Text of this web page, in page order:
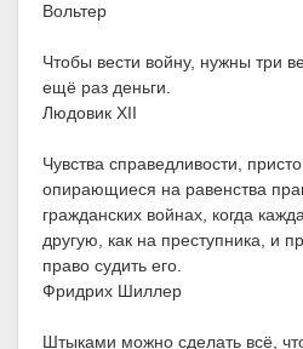
Вольтер
Чтобы вести войну, нужны три
ещё раз деньги.
Людовик XII
Чувства справедливости,
опирающиеся на равенства
гражданских войнах, когда
другую, как на преступника, и
право судить его.
Фридрих Шиллер
Штыками можно сделать всё,